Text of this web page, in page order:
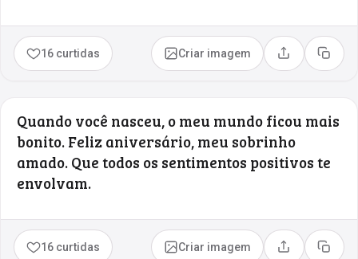
16 curtidas Criar imagem Compartilhar
Copiar
Quando você nasceu, o meu mundo ficou mais
bonito. Feliz aniversário, meu sobrinho
amado. Que todos os sentimentos positivos te
envolvam.
16 curtidas Criar imagem Compartilhar
Copiar